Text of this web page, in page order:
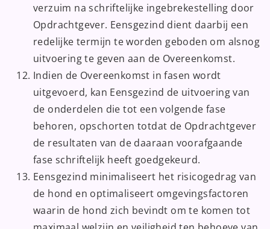
verzuim na schriftelijke ingebrekestelling door
Opdrachtgever. Eensgezind dient daarbij een
redelijke termijn te worden geboden om alsnog
uitvoering te geven aan de Overeenkomst.
Indien de Overeenkomst in fasen wordt
uitgevoerd, kan Eensgezind de uitvoering van
de onderdelen die tot een volgende fase
behoren, opschorten totdat de Opdrachtgever
de resultaten van de daaraan voorafgaande
fase schriftelijk heeft goedgekeurd.
Eensgezind minimaliseert het risicogedrag van
de hond en optimaliseert omgevingsfactoren
waarin de hond zich bevindt om te komen tot